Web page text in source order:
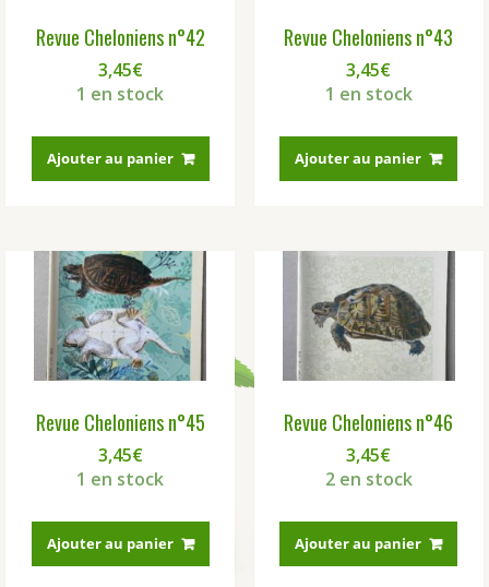
Revue Cheloniens n°42
3,45€
1 en stock
Ajouter au panier
Revue Cheloniens n°43
3,45€
1 en stock
Ajouter au panier
Revue Cheloniens n°45
3,45€
1 en stock
Ajouter au panier
Revue Cheloniens n°46
3,45€
2 en stock
Ajouter au panier